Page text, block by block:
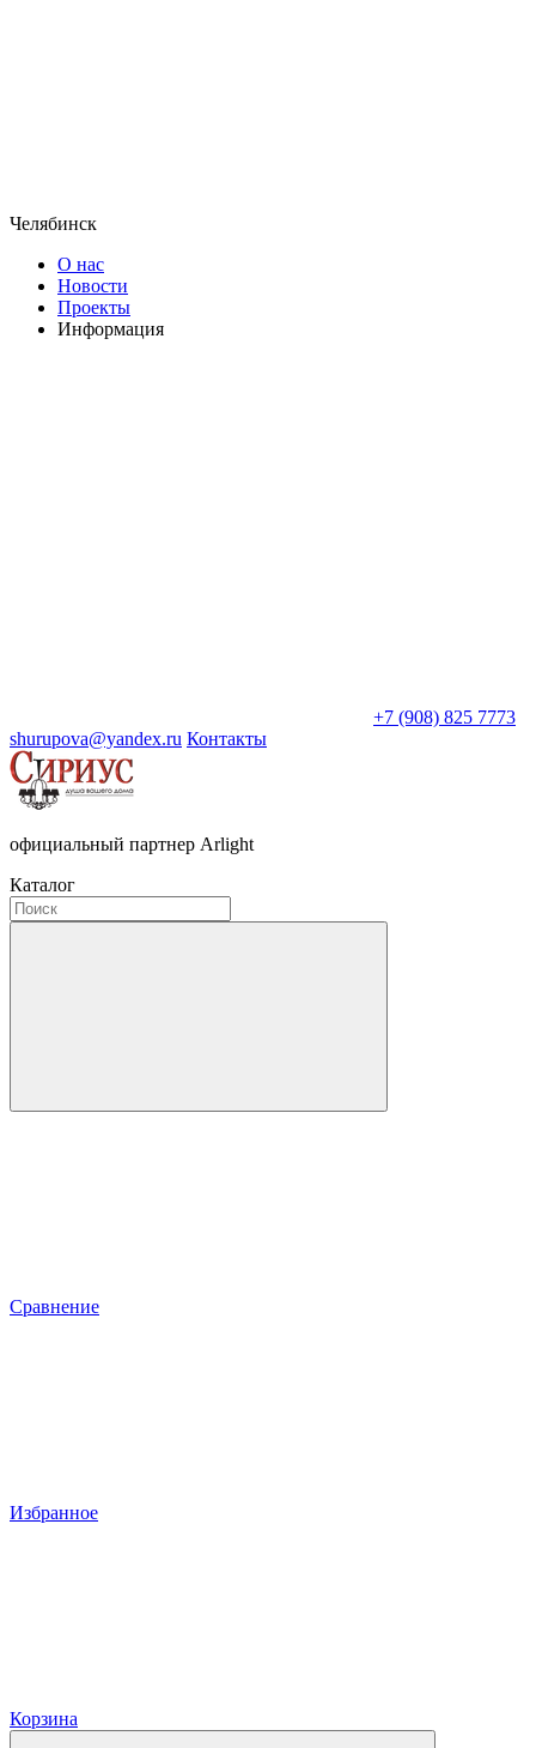
Челябинск
О нас
Новости
Проекты
Информация
+7 (908) 825 7773
shurupova@yandex.ru Контакты
официальный партнер Arlight
Каталог
Сравнение
Избранное
Корзина